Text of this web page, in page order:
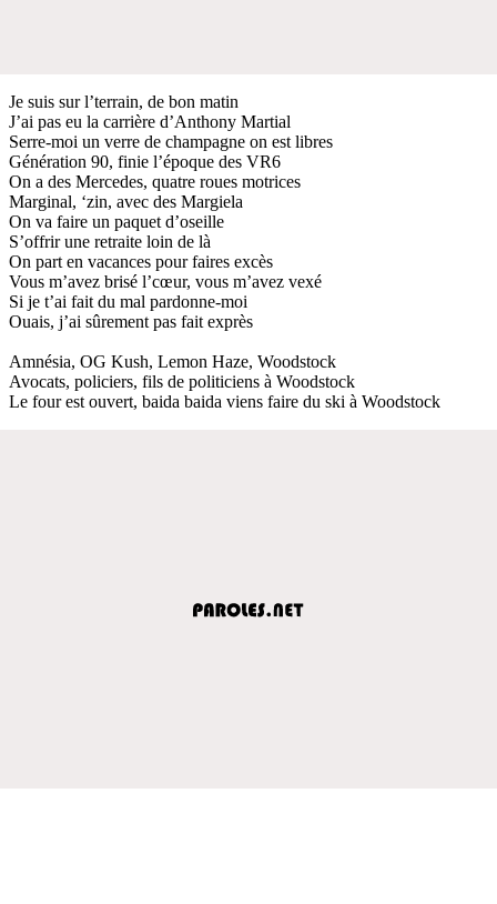
Je suis sur l’terrain, de bon matin
J’ai pas eu la carrière d’Anthony Martial
Serre-moi un verre de champagne on est libres
Génération 90, finie l’époque des VR6
On a des Mercedes, quatre roues motrices
Marginal, ‘zin, avec des Margiela
On va faire un paquet d’oseille
S’offrir une retraite loin de là
On part en vacances pour faires excès
Vous m’avez brisé l’cœur, vous m’avez vexé
Si je t’ai fait du mal pardonne-moi
Ouais, j’ai sûrement pas fait exprès
Amnésia, OG Kush, Lemon Haze, Woodstock
Avocats, policiers, fils de politiciens à Woodstock
Le four est ouvert, baida baida viens faire du ski à Woodstock